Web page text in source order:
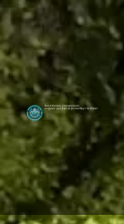
Басейнове управління
водних ресурсів річок Прут та Сірет